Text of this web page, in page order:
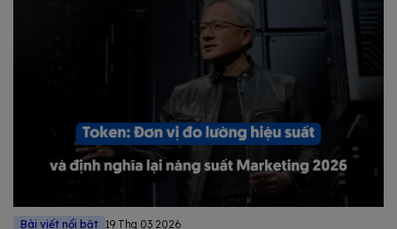
Bài viết nổi bật 19 Thg 03 2026